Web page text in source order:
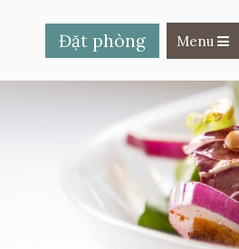
Toggle
Menu
Đặt phòng